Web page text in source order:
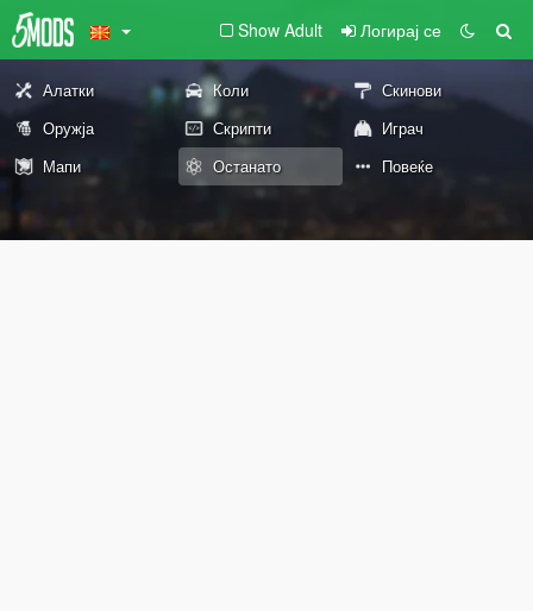
Show Adult Логирај се
Алатки Коли
Скинови
Оружја
Скрипти
Играч
Мапи
Останато Повеќе